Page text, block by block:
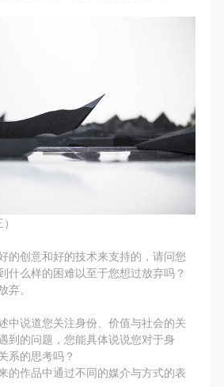
的创意和好的技术来支持的，请问您
什么样的困难以至于您想过放弃吗？
。
中说道您关注身份、价值与社会的关
到的问题，您能具体说说您对于身
系的思考吗？
的作品中通过不同的媒介与方式的表
教育活动以学术性和公益性为
摄中央美术学院公共教育部所
方拍摄的带有甲方肖像的作品内
院美术馆②中央美术学院校园
公共教育部策划或执行的一切活
中央美术学院图书出版、销售
。
内和国外。
教育活动以学术性和公益性为
摄中央美术学院公共教育部所
方拍摄的带有甲方肖像的作品内
院美术馆②中央美术学院校园
公共教育部策划或执行的一切活
中央美术学院图书出版、销售
。
内和国外。
教育活动以学术性和公益性为
摄中央美术学院公共教育部所
方拍摄的带有甲方肖像的作品内
院美术馆②中央美术学院校园
公共教育部策划或执行的一切活
中央美术学院图书出版、销售
。
内和国外。